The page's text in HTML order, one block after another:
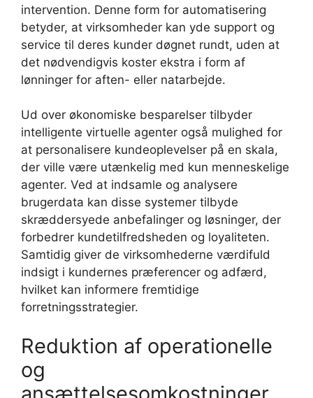
intervention. Denne form for automatisering
betyder, at virksomheder kan yde support og
service til deres kunder døgnet rundt, uden at
det nødvendigvis koster ekstra i form af
lønninger for aften- eller natarbejde.
Ud over økonomiske besparelser tilbyder
intelligente virtuelle agenter også mulighed for
at personalisere kundeoplevelser på en skala,
der ville være utænkelig med kun menneskelige
agenter. Ved at indsamle og analysere
brugerdata kan disse systemer tilbyde
skræddersyede anbefalinger og løsninger, der
forbedrer kundetilfredsheden og loyaliteten.
Samtidig giver de virksomhederne værdifuld
indsigt i kundernes præferencer og adfærd,
hvilket kan informere fremtidige
forretningsstrategier.
Reduktion af operationelle
og
ansættelsesomkostninger